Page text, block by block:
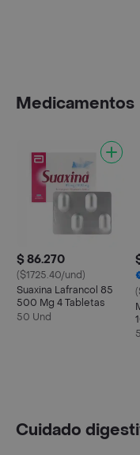
Medicamentos
$ 86.270
($1725.40/und)
Suaxina Lafrancol 85
500 Mg 4 Tabletas
50 Und
Cuidado